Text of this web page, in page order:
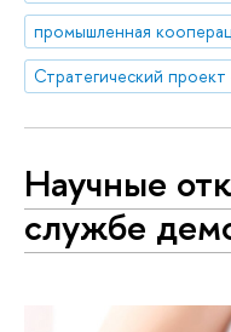
промышленная
Научные
службе